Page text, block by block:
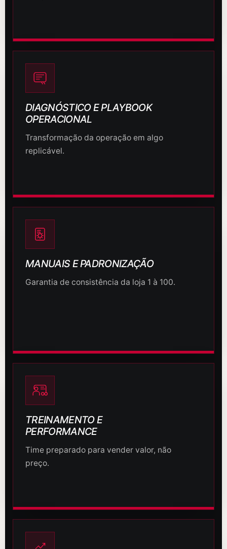
DIAGNÓSTICO E PLAYBOOK
OPERACIONAL
Transformação da operação em algo
replicável.
MANUAIS E PADRONIZAÇÃO
Garantia de consistência da loja 1 à 100.
TREINAMENTO E
PERFORMANCE
Time preparado para vender valor, não
preço.